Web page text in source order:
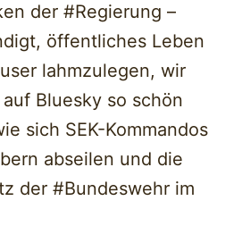
der #Regierung –
öffentliches Leben
lahmzulegen, wir
Bluesky so schön
sich SEK-Kommandos
abseilen und die
der #Bundeswehr im